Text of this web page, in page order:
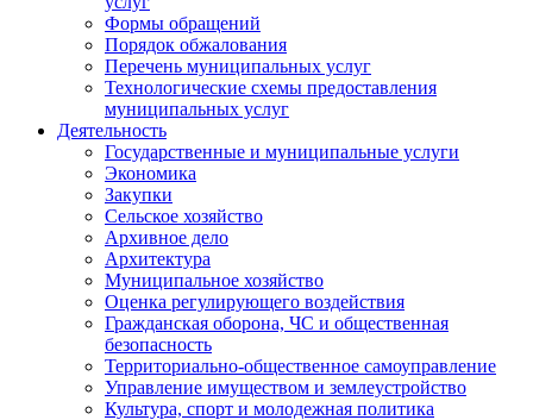
Формы обращений
Порядок обжалования
Перечень муниципальных услуг
Технологические схемы предоставления
муниципальных услуг
Деятельность
Государственные и муниципальные услуги
Экономика
Закупки
Сельское хозяйство
Архивное дело
Архитектура
Муниципальное хозяйство
Оценка регулирующего воздействия
Гражданская оборона, ЧС и общественная
безопасность
Территориально-общественное самоуправление
Управление имуществом и землеустройство
Культура, спорт и молодежная политика